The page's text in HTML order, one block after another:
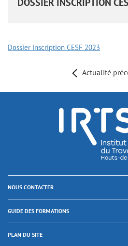
Dossier inscription CESF 2023
Actualité
NOUS CONTACTER
GUIDE DES FORMATIONS
PLAN DU SITE